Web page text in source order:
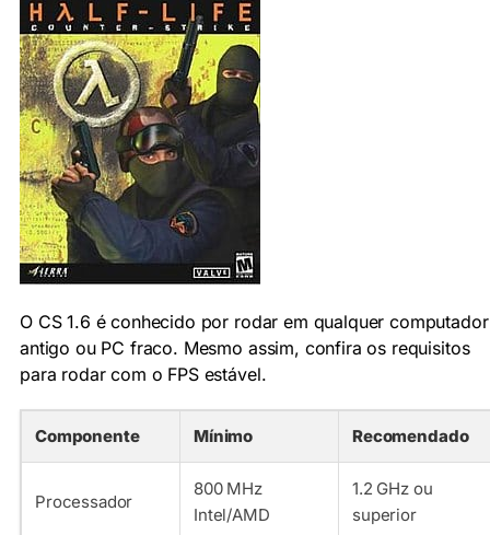
O CS 1.6 é conhecido por rodar em qualquer computador
antigo ou PC fraco. Mesmo assim, confira os requisitos
para rodar com o FPS estável.
Componente Mínimo Recomendado
Processador
800 MHz
Intel/AMD
1.2 GHz ou
superior